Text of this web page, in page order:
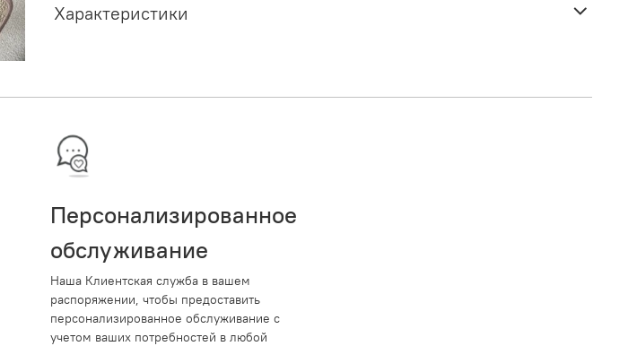
Характеристики
Персонализированное
обслуживание
Наша Клиентская служба в вашем
распоряжении, чтобы предоставить
персонализированное обслуживание с
учетом ваших потребностей в любой